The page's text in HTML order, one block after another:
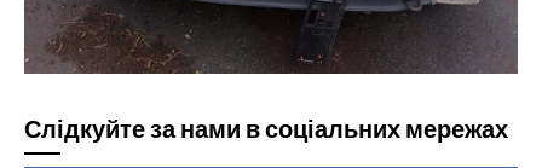
Слідкуйте за нами в соціальних мережах